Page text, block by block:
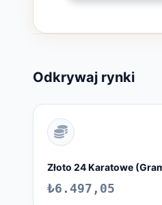
Odkrywaj rynki
Złoto 24 Karatowe
₺6.497,05